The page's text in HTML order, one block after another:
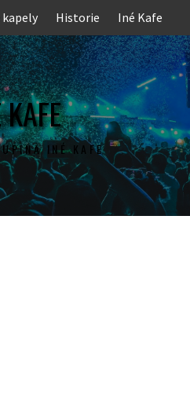
kapely Historie Iné Kafe
INÉ KAFE